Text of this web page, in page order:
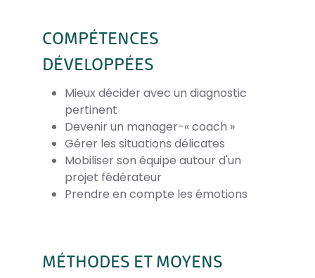
COMPÉTENCES
DÉVELOPPÉES
Mieux décider avec un diagnostic
pertinent
Devenir un manager-« coach »
Gérer les situations délicates
Mobiliser son équipe autour d'un
projet fédérateur
Prendre en compte les émotions
MÉTHODES ET MOYENS